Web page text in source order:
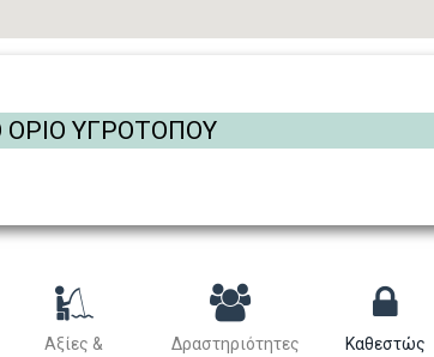
ΟΡΙΟ ΥΓΡΟΤΟΠΟΥ
Αξίες &
Δραστηριότητες
Καθεστώς